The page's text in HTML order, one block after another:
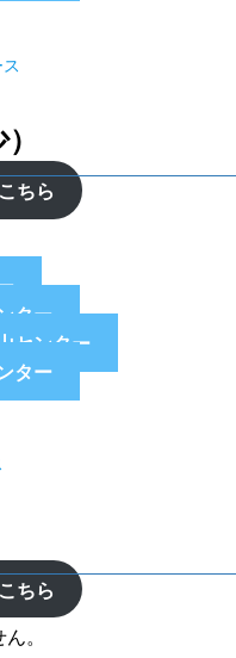
ちら
ター
センター
ター
ちら
。